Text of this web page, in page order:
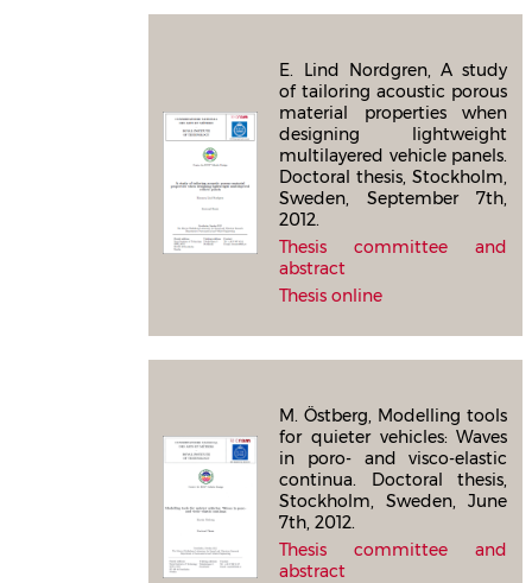
E. Lind Nordgren, A study
of tailoring acoustic porous
material properties when
designing lightweight
multilayered vehicle panels.
Doctoral thesis, Stockholm,
Sweden, September 7th,
2012.
Thesis committee and
abstract
Thesis online
M. Östberg, Modelling tools
for quieter vehicles: Waves
in poro- and visco-elastic
continua. Doctoral thesis,
Stockholm, Sweden, June
7th, 2012.
Thesis committee and
abstract